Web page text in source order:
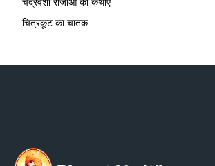
चित्रकूट का चातक